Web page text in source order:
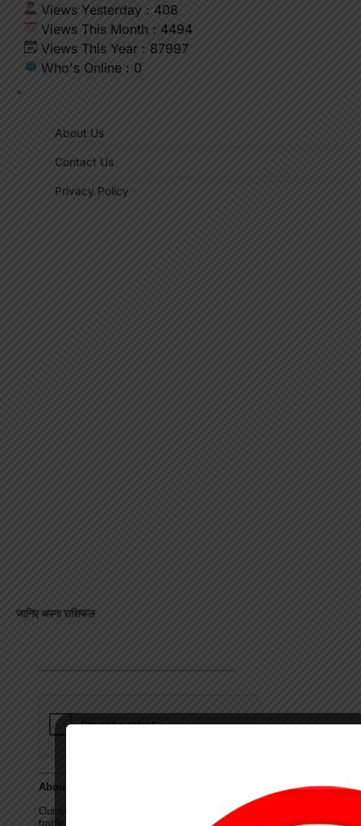
Views Yesterday : 408
Views This Month : 4494
Views This Year : 87997
Who's Online : 0
"
About Us
Contact Us
Privacy Policy
जानिए अपना राशिफल